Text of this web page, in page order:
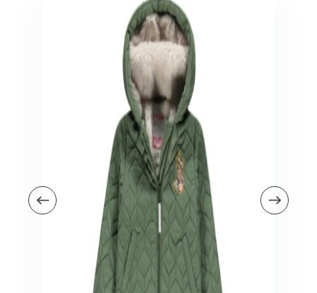
Boxmatrassen en hoeslakens
Veiligheid in en om huis
Veiligheid buiten de deur
Kinderstoelen